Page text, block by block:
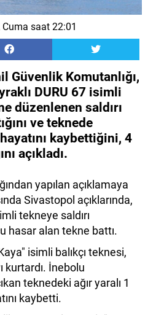
saat 22:01
Güvenlik Komutanlığı,
DURU 67 isimli
düzenlenen saldırı
ve teknede
kaybettiğini, 4
açıkladı.
yapılan açıklamaya
Sivastopol açıklarında,
tekneye saldırı
hasar alan tekne battı.
isimli balıkçı teknesi,
kurtardı. İnebolu
teknedeki ağır yaralı 1
kaybetti.